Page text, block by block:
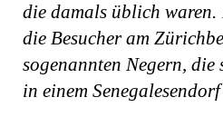
die damals üblich waren.
die Besucher am
sogenannten Negern, die
in einem